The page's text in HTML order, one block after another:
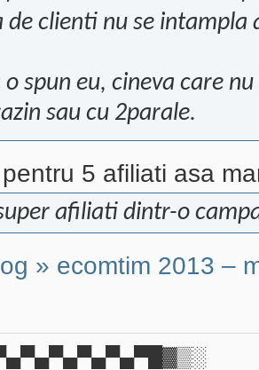
de clienti nu se intampla
o spun eu, cineva care
sau cu 2parale.
5 afiliati asa
afiliati dintr-o
» ecomtim 2013 –